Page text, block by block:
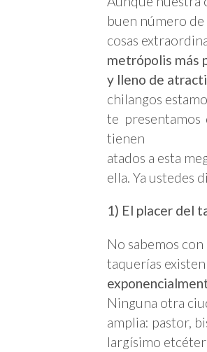
buen número
cosas
metrópolis más
y lleno de
chilangos
te presentamos
tienen
atados a esta
ella. Ya ustedes
1) El placer del
No sabemos
taquerías
Ninguna otra
amplia: pastor,
largísimo